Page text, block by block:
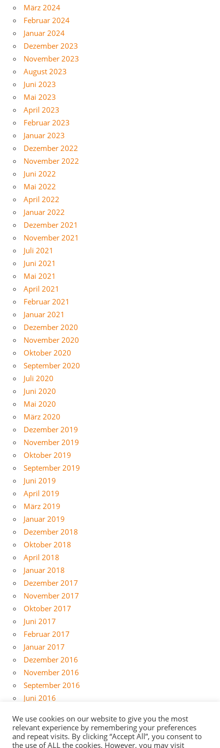
März 2024
Februar 2024
Januar 2024
Dezember 2023
November 2023
August 2023
Juni 2023
Mai 2023
April 2023
Februar 2023
Januar 2023
Dezember 2022
November 2022
Juni 2022
Mai 2022
April 2022
Januar 2022
Dezember 2021
November 2021
Juli 2021
Juni 2021
Mai 2021
April 2021
Februar 2021
Januar 2021
Dezember 2020
November 2020
Oktober 2020
September 2020
Juli 2020
Juni 2020
Mai 2020
März 2020
Dezember 2019
November 2019
Oktober 2019
September 2019
Juni 2019
April 2019
März 2019
Januar 2019
Dezember 2018
Oktober 2018
April 2018
Januar 2018
Dezember 2017
November 2017
Oktober 2017
Juni 2017
Februar 2017
Januar 2017
Dezember 2016
November 2016
September 2016
Juni 2016
April 2016
März 2016
We use cookies on our website to give you the most
relevant experience by remembering your preferences
and repeat visits. By clicking “Accept All”, you consent to
the use of ALL the cookies. However, you may visit